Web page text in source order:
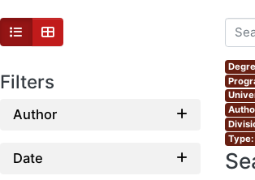
Filters
Author
Date